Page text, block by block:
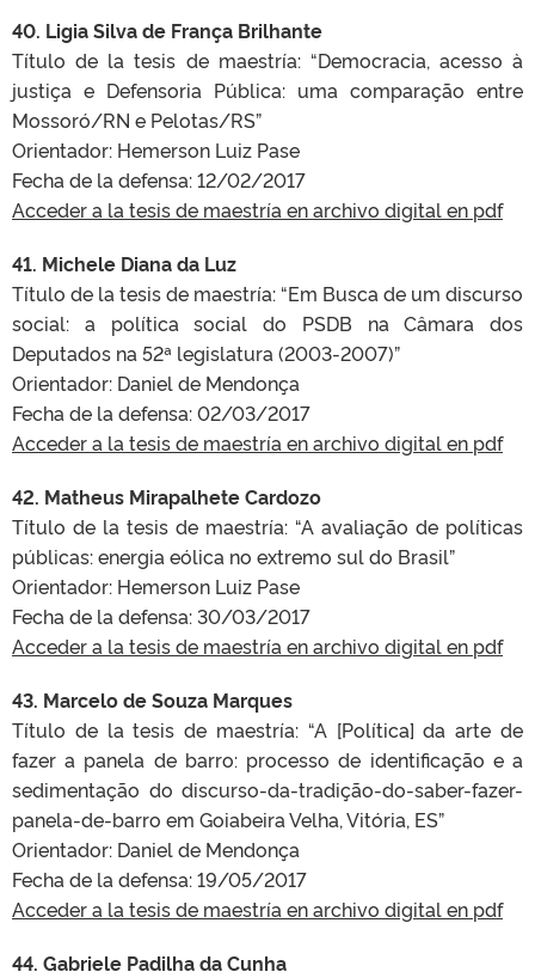
40. Ligia Silva de França Brilhante
Título de la tesis de maestría:“Democracia, acesso à
justiça e Defensoria Pública: uma comparação entre
Mossoró/RN e Pelotas/RS”
Orientador: Hemerson Luiz Pase
Fecha de la defensa:12/02/2017
Acceder a la tesis de maestría en archivo digital en pdf
41. Michele Diana da Luz
Título de la tesis de maestría: “Em Busca de um discurso
social: a política social do PSDB na Câmara dos
Deputados na 52ª legislatura (2003-2007)”
Orientador: Daniel de Mendonça
Fecha de la defensa:02/03/2017
Acceder a la tesis de maestría en archivo digital en pdf
42. Matheus Mirapalhete Cardozo
Título de la tesis de maestría: “A avaliação de políticas
públicas: energia eólica no extremo sul do Brasil”
Orientador: Hemerson Luiz Pase
Fecha de la defensa:30/03/2017
Acceder a la tesis de maestría en archivo digital en pdf
43. Marcelo de Souza Marques
Título de la tesis de maestría: “A [Política] da arte de
fazer a panela de barro: processo de identificação e a
sedimentação do discurso-da-tradição-do-saber-fazer-
panela-de-barro em Goiabeira Velha, Vitória, ES”
Orientador: Daniel de Mendonça
Fecha de la defensa:19/05/2017
Acceder a la tesis de maestría en archivo digital en pdf
44. Gabriele Padilha da Cunha